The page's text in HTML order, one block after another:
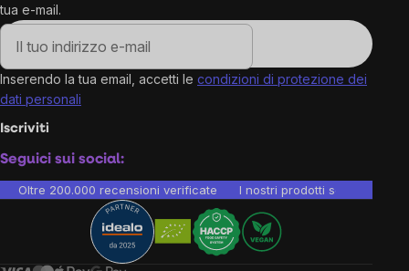
tua e-mail.
Inserendo la tua email, accetti le condizioni di protezione dei
dati personali
Iscriviti
Seguici sui social:
Oltre 200.000 recensioni verificate I nostri prodotti sono testati